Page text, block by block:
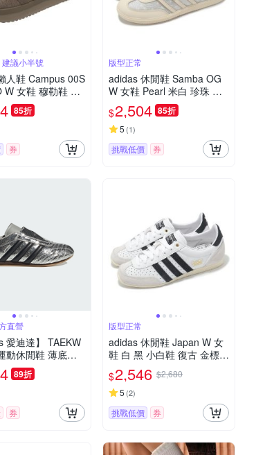
議小半號
人鞋 Campus 00S
W 女鞋 穆勒鞋 棕
絨毛 JR3731
85折
券
版型正常
adidas 休閒鞋 Samba OG
W 女鞋 Pearl 米白 珍珠 宋
雨琦同款 愛迪達 JQ2616
$2,504 85折
5 (1)
挑戰低價 券
直營
愛迪達】 TAEKW
動休閒鞋 薄底鞋
JH9664
89折
券
版型正常
adidas 休閒鞋 Japan W 女
鞋 白 黑 小白鞋 復古 金標
愛迪達 IH5489
$2,546 $2,680
5 (2)
挑戰低價 券